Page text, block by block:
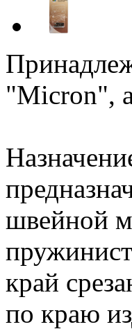
"Micron",
швейной
край
по краю